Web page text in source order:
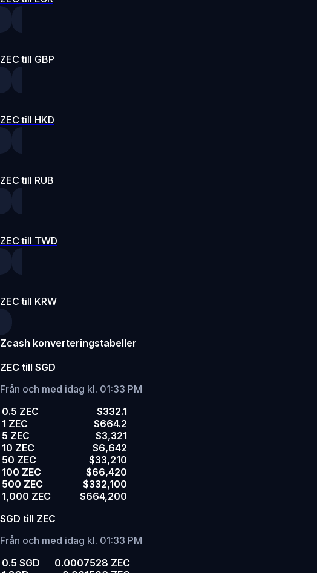
ZEC till GBP
ZEC till HKD
ZEC till RUB
ZEC till TWD
ZEC till KRW
Zcash konverteringstabeller
ZEC till SGD
Från och med idag kl. 01:33 PM
0.5 ZEC
$332.1
1 ZEC
$664.2
5 ZEC
$3,321
10 ZEC
$6,642
50 ZEC
$33,210
100 ZEC
$66,420
500 ZEC
$332,100
1,000 ZEC
$664,200
SGD till ZEC
Från och med idag kl. 01:33 PM
0.5 SGD
0.0007528 ZEC